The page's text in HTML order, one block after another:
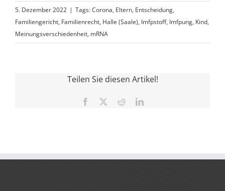
5. Dezember 2022 | Tags:Corona, Eltern, Entscheidung,
Familiengericht, Familienrecht, Halle (Saale), Imfpstoff, Imfpung, Kind,
Meinungsverschiedenheit, mRNA
Teilen Sie diesen Artikel!
Facebook RedditLinkedIn